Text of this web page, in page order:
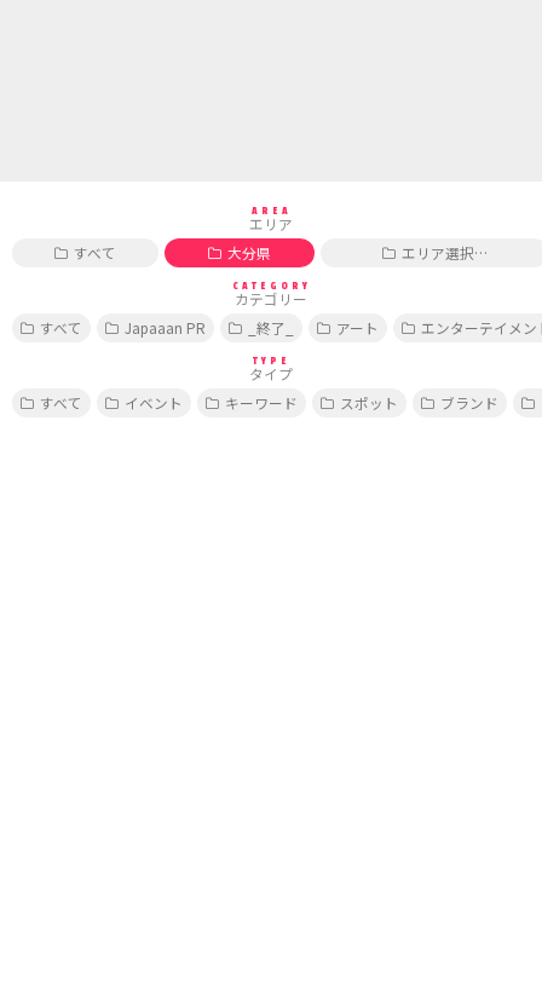
AREA
エリア
すべて
大分県 エリア選択…
CATEGORY
カテゴリー
すべて
Japaaan PR _終了_ アート エンターテイメン
TYPE
タイプ
すべて
イベント キーワード スポット ブランド